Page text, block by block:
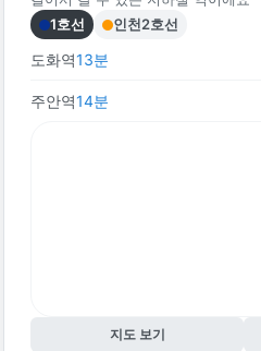
1호선
인천2호선
도화역13분
주안역14분
지도 보기